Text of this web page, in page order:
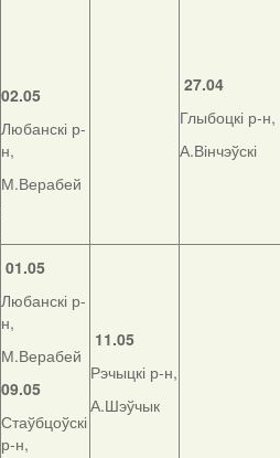
02.05
Любанскі р-
н,
М.Верабей
27.04
Глыбоцкі р-н,
А.Вінчэўскі
01.05
Любанскі р-
н,
М.Верабей
09.05
Стаўбцоўскі
р-н,
11.05
Рэчыцкі р-н,
А.Шэўчык